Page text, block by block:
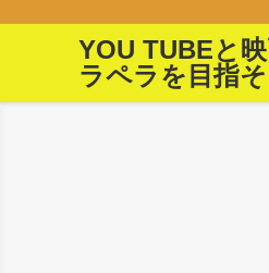
YOU TUBEと
ラペラを目指そ